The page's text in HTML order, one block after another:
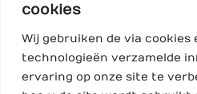
cookies
Wij gebruiken de via cookies
technologieën verzamelde
ervaring op onze site te
Thrive
Sumatrakade 1,
KvK